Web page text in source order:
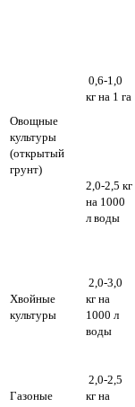
Овощные
культуры
(открытый
грунт)
0,6-1,0
кг на 1 га
2,0-2,5 кг
на 1000
л воды
Хвойные
культуры
2,0-3,0
кг на
1000 л
воды
Газоные
2,0-2,5
кг на